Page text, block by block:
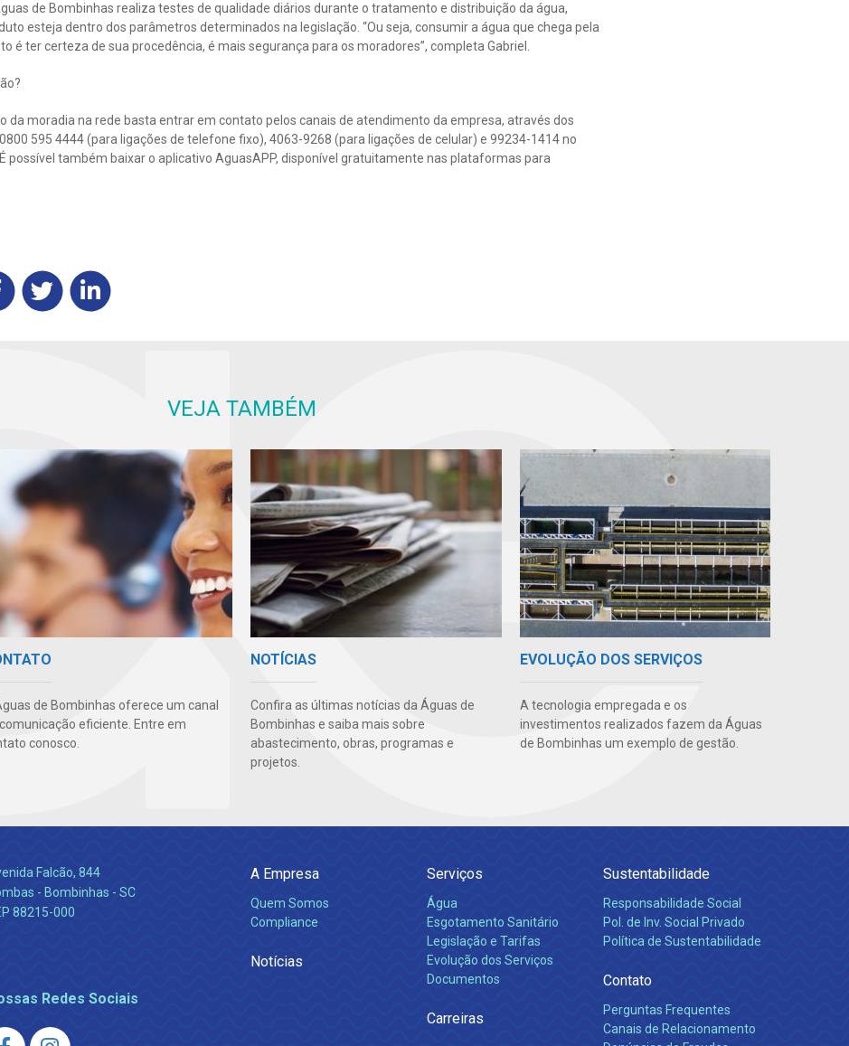
de Bombinhas realiza testes de qualidade diários durante o tratamento e distribuição da água,
esteja dentro dos parâmetros determinados na legislação. “Ou seja, consumir a água que chega pela
é ter certeza de sua procedência, é mais segurança para os moradores”, completa Gabriel.
da moradia na rede basta entrar em contato pelos canais de atendimento da empresa, através dos
595 4444 (para ligações de telefone fixo), 4063-9268 (para ligações de celular) e 99234-1414 no
possível também baixar o aplicativo AguasAPP, disponível gratuitamente nas plataformas para
VEJA TAMBÉM
de Bombinhas oferece um canal
eficiente. Entre em
conosco.
NOTÍCIAS
Confira as últimas notícias da Águas de
Bombinhas e saiba mais sobre
abastecimento, obras, programas e
projetos.
EVOLUÇÃO DOS SERVIÇOS
A tecnologia empregada e os
investimentos realizados fazem da Águas
de Bombinhas um exemplo de gestão.
Falcão, 844
- Bombinhas - SC
88215-000
Redes Sociais
A Empresa
Quem Somos
Compliance
Notícias
Serviços
Água
Esgotamento Sanitário
Legislação e Tarifas
Evolução dos Serviços
Documentos
Carreiras
Sustentabilidade
Responsabilidade Social
Pol. de Inv. Social Privado
Política de Sustentabilidade
Contato
Perguntas Frequentes
Canais de Relacionamento